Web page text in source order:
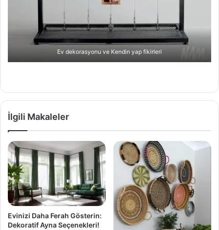
Ev dekorasyonu ve Kendin yap fikirleri
İlgili Makaleler
Evinizi Daha Ferah Gösterin:
Dekoratif Ayna Seçenekleri!